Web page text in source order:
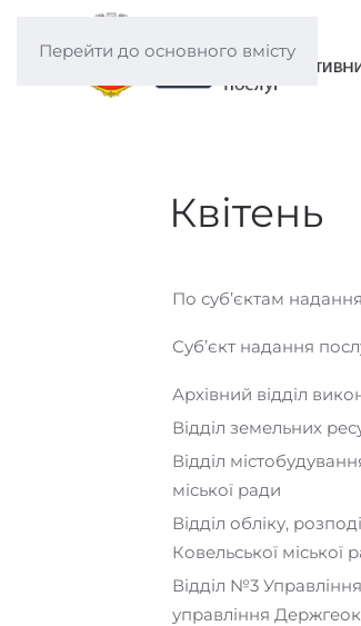
Перейти до основного вмісту
Квітень
По суб’єктам
Суб’єкт надання
Архівний відділ
Відділ земельних
Відділ
міської ради
Відділ обліку,
Ковельської міської
Відділ №3
управління